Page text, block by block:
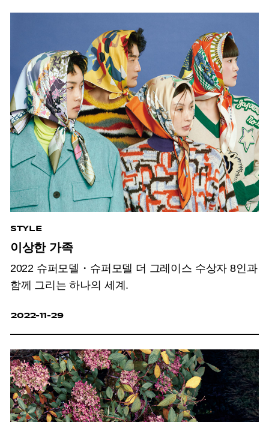
STYLE
이상한 가족
2022 슈퍼모델・슈퍼모델 더 그레이스 수상자 8인과
함께 그리는 하나의 세계.
2022-11-29